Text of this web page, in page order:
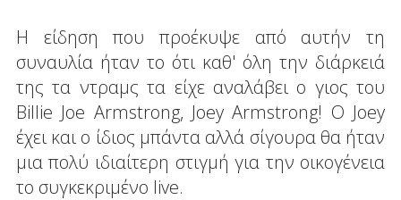
H είδηση που προέκυψε από αυτήν τη
συναυλία ήταν το ότι καθ' όλη την διάρκειά
της τα ντραμς τα είχε αναλάβει ο γιος του
Billie Joe Armstrong, Joey Armstrong! Ο Joey
έχει και ο ίδιος μπάντα αλλά σίγουρα θα ήταν
μια πολύ ιδιαίτερη στιγμή για την οικογένεια
το συγκεκριμένο live.